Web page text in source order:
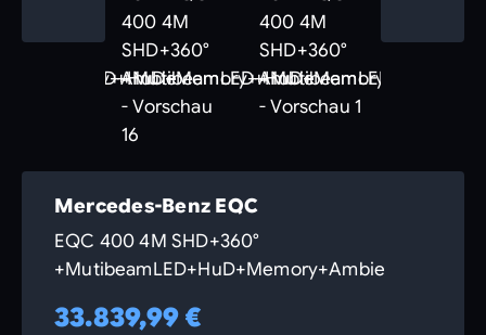
Mercedes-Benz EQC
EQC 400 4M SHD+360°
+MutibeamLED+HuD+Memory+Ambie
33.839,99 €